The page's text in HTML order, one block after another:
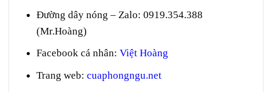
Đường dây nóng – Zalo: 0919.354.388
(Mr.Hoàng)
Facebook cá nhân: Việt Hoàng
Trang web: cuaphongngu.net